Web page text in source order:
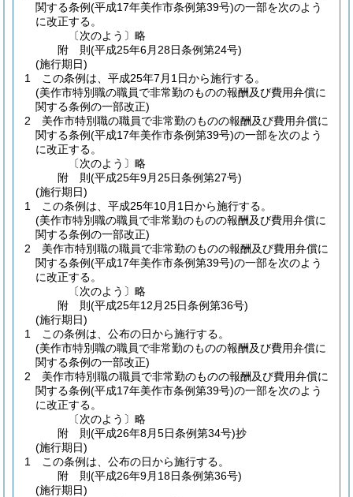
関する条例(平成17年美作市条例第39号)の一部を次のよう
に改正する。
〔次のよう〕略
附 則(平成25年6月28日条例第24号)
(施行期日)
1
この条例は、平成25年7月1日から施行する。
(美作市特別職の職員で非常勤のものの報酬及び費用弁償に
関する条例の一部改正)
2
美作市特別職の職員で非常勤のものの報酬及び費用弁償に
関する条例(平成17年美作市条例第39号)の一部を次のよう
に改正する。
〔次のよう〕略
附 則(平成25年9月25日条例第27号)
(施行期日)
1
この条例は、平成25年10月1日から施行する。
(美作市特別職の職員で非常勤のものの報酬及び費用弁償に
関する条例の一部改正)
2
美作市特別職の職員で非常勤のものの報酬及び費用弁償に
関する条例(平成17年美作市条例第39号)の一部を次のよう
に改正する。
〔次のよう〕略
附 則(平成25年12月25日条例第36号)
(施行期日)
1
この条例は、公布の日から施行する。
(美作市特別職の職員で非常勤のものの報酬及び費用弁償に
関する条例の一部改正)
2
美作市特別職の職員で非常勤のものの報酬及び費用弁償に
関する条例(平成17年美作市条例第39号)の一部を次のよう
に改正する。
〔次のよう〕略
附 則(平成26年8月5日条例第34号)抄
(施行期日)
1
この条例は、公布の日から施行する。
附 則(平成26年9月18日条例第36号)
(施行期日)